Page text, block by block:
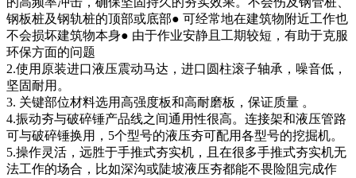
钢板桩及钢轨桩的顶部或底部● 可经常地在建筑物附近工作也
不会损坏建筑物本身● 由于作业安静且工期较短，有助于克服
环保方面的问题
2.使用原装进口液压震动马达，进口圆柱滚子轴承，噪音低，
坚固耐用。
3. 关键部位材料选用高强度板和高耐磨板，保证质量 。
4.振动夯与破碎锤产品线之间通用性很高。连接架和液压管路
可与破碎锤换用，5个型号的液压夯可配用各型号的挖掘机。
5.操作灵活，远胜于手推式夯实机，且在很多手推式夯实机无
法工作的场合，比如深沟或陡坡液压夯都能不畏险阻完成作